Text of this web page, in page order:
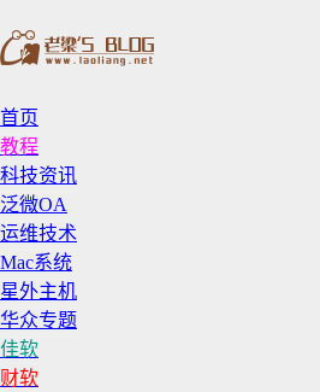
首页
教程
科技资讯
泛微OA
运维技术
Mac系统
星外主机
华众专题
佳软
财软